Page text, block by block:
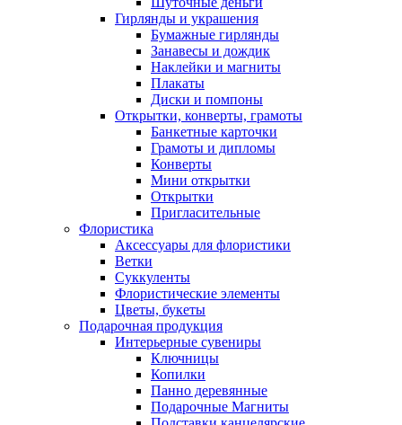
Гирлянды и украшения
Бумажные гирлянды
Занавесы и дождик
Наклейки и магниты
Плакаты
Диски и помпоны
Открытки, конверты, грамоты
Банкетные карточки
Грамоты и дипломы
Конверты
Мини открытки
Открытки
Пригласительные
Флористика
Аксессуары для флористики
Ветки
Суккуленты
Флористические элементы
Цветы, букеты
Подарочная продукция
Интерьерные сувениры
Ключницы
Копилки
Панно деревянные
Подарочные Магниты